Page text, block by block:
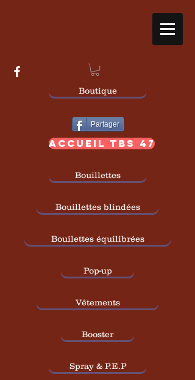
Boutique
Partager
ACCUEIL TBS 47
Bouillettes
Bouillettes blindées
Bouilettes équilibrées
Pop-up
Vêtements
Booster
Spray & P.E.P